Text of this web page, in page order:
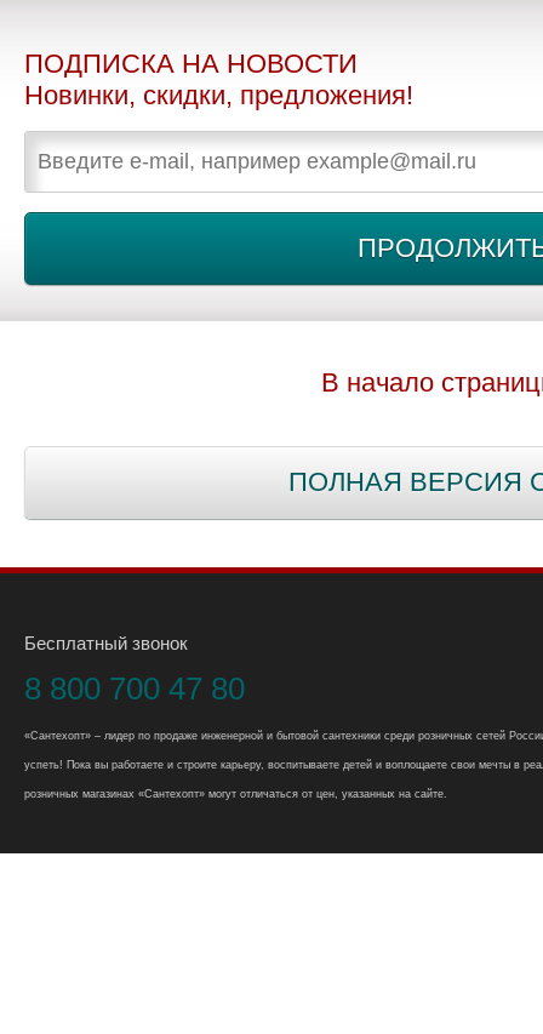
ПОДПИСКА НА НОВОСТИ
Новинки, скидки, предложения!
В начало
ПОЛНАЯ ВЕРСИЯ
Бесплатный звонок
8 800 700 47 80
«Сантехопт» – лидер по продаже инженерной и бытовой сантехники среди розничных сетей
успеть! Пока вы работаете и строите карьеру, воспитываете детей и воплощаете свои мечты в
розничных магазинах «Сантехопт» могут отличаться от цен, указанных на сайте.